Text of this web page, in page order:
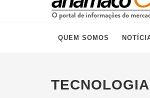
QUEM SOMOS
TECNOLOGIA